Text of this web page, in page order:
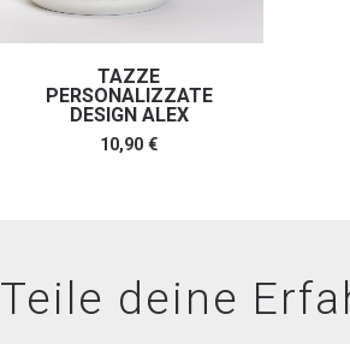
TAZZE
PERSONALIZZATE
DESIGN ALEX
10,90 €
Teile deine